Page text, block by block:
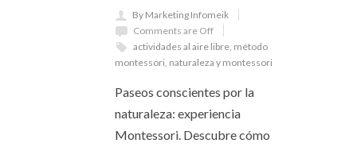
By Marketing Infomeik
Comments are Off
actividades al aire libre método
montessori naturaleza y montessori
Paseos conscientes por la
naturaleza: experiencia
Montessori. Descubre cómo